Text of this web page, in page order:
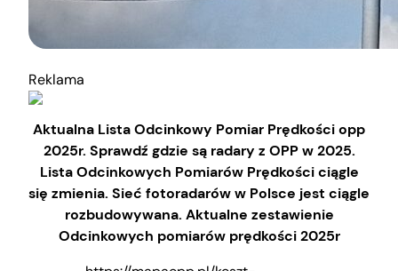
Reklama
Aktualna Lista Odcinkowy Pomiar Prędkości opp
2025r. Sprawdź gdzie są radary z OPP w 2025.
Lista Odcinkowych Pomiarów Prędkości ciągle
się zmienia. Sieć fotoradarów w Polsce jest ciągle
rozbudowywana. Aktualne zestawienie
Odcinkowych pomiarów prędkości 2025r